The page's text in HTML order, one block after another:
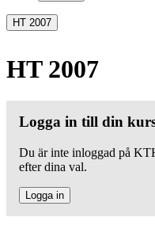
HT 2007
HT 2007
Logga in till din
Du är inte inloggad på
efter dina val.
Logga in